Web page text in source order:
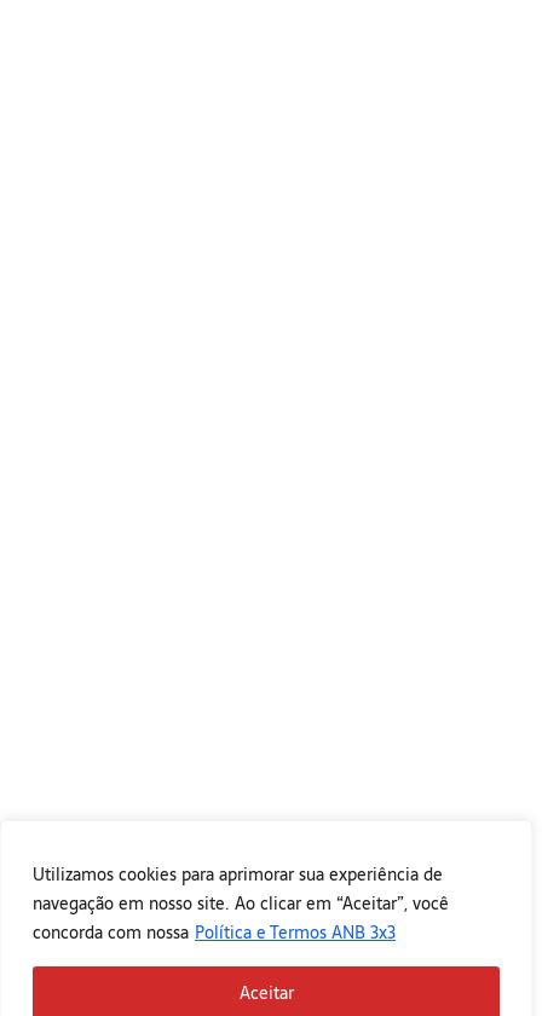
Utilizamos cookies para aprimorar sua experiência de
navegação em nosso site. Ao clicar em “Aceitar”, você
concorda com nossa Política e Termos ANB 3x3
Aceitar